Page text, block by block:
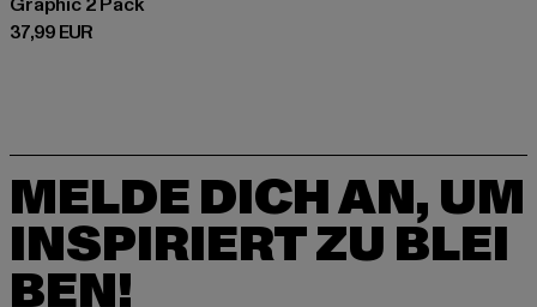
37,99 EUR
Derzeitiger Preis: 37,99 EUR
MELDE DICH AN, UM
INSPIRIERT ZU BLEI
BEN!